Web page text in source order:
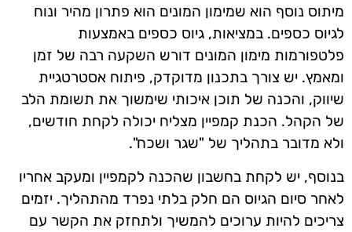
מיתוס נוסף הוא שמימון המונים הוא פתרון מהיר ונוח
לגיוס כספים. במציאות, גיוס כספים באמצעות
פלטפורמות מימון המונים דורש השקעה רבה של זמן
ומאמץ. יש צורך בתכנון מדוקדק, פיתוח אסטרטגיית
שיווק, והכנה של תוכן איכותי שימשוך את תשומת הלב
של הקהל. הכנת קמפיין מצליח יכולה לקחת חודשים,
ולא מדובר בתהליך של "שגר ושכח".
בנוסף, יש לקחת בחשבון שהכנה לקמפיין ומעקב אחריו
לאחר סיום הגיוס הם חלק בלתי נפרד מהתהליך. יזמים
צריכים להיות ערוכים להמשיך ולתחזק את הקשר עם